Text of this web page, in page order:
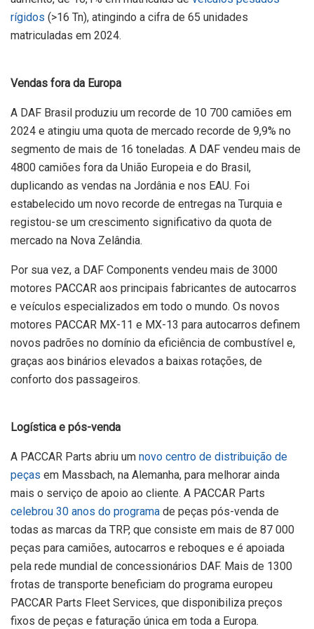
rígidos (>16 Tn), atingindo a cifra de 65 unidades
matriculadas em 2024.
Vendas fora da Europa
A DAF Brasil produziu um recorde de 10 700 camiões em
2024 e atingiu uma quota de mercado recorde de 9,9% no
segmento de mais de 16 toneladas. A DAF vendeu mais de
4800 camiões fora da União Europeia e do Brasil,
duplicando as vendas na Jordânia e nos EAU. Foi
estabelecido um novo recorde de entregas na Turquia e
registou-se um crescimento significativo da quota de
mercado na Nova Zelândia.
Por sua vez, a DAF Components vendeu mais de 3000
motores PACCAR aos principais fabricantes de autocarros
e veículos especializados em todo o mundo. Os novos
motores PACCAR MX-11 e MX-13 para autocarros definem
novos padrões no domínio da eficiência de combustível e,
graças aos binários elevados a baixas rotações, de
conforto dos passageiros.
Logística e pós-venda
A PACCAR Parts abriu um novo centro de distribuição de
peças em Massbach, na Alemanha, para melhorar ainda
mais o serviço de apoio ao cliente. A PACCAR Parts
celebrou 30 anos do programa de peças pós-venda de
todas as marcas da TRP, que consiste em mais de 87 000
peças para camiões, autocarros e reboques e é apoiada
pela rede mundial de concessionários DAF. Mais de 1300
frotas de transporte beneficiam do programa europeu
PACCAR Parts Fleet Services, que disponibiliza preços
fixos de peças e faturação única em toda a Europa.